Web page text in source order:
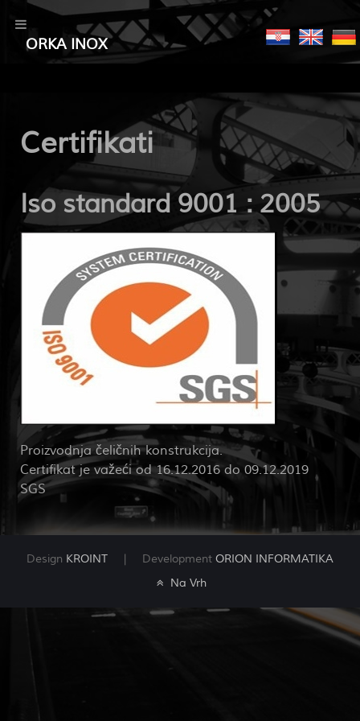
ORKA INOX
Certifikati
Iso standard 9001 : 2005
Proizvodnja čeličnih konstrukcija.
Certifikat je važeći od 16.12.2016 do 09.12.2019
SGS
Design KROINT | Development ORION INFORMATIKA
Na Vrh